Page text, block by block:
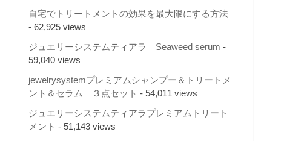
自宅でトリートメントの効果を最大限にする方法
- 62,925 views
ジュエリーシステムティアラ Seaweed serum -
59,040 views
jewelrysystemプレミアムシャンプー＆トリートメ
ント＆セラム ３点セット - 54,011 views
ジュエリーシステムティアラプレミアムトリート
メント - 51,143 views